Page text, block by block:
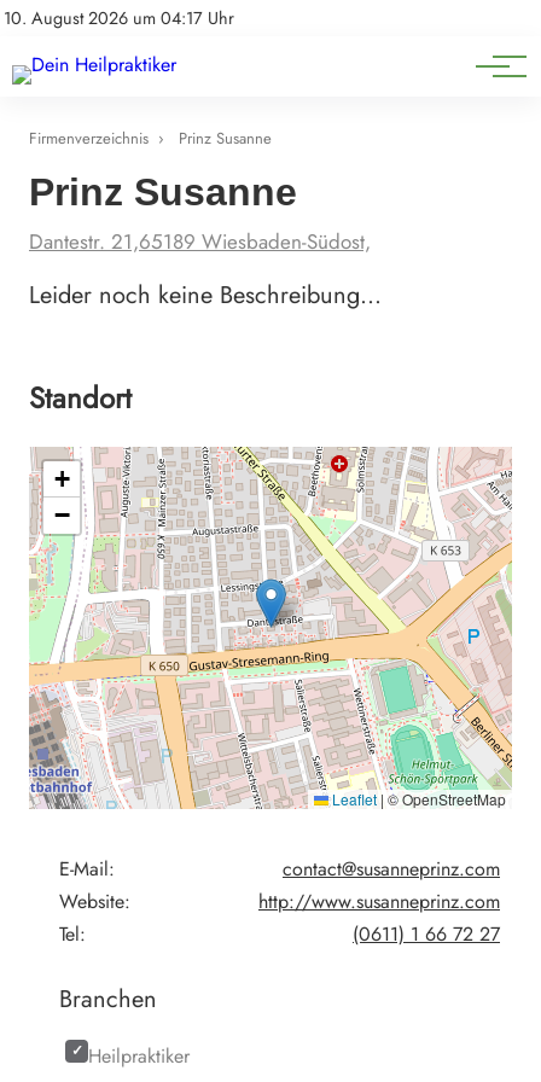
10. August 2026 um 04:17 Uhr
Impressum
Natürliche Medizin
Heilpflanzen & Kräuterkunde
Firmenverzeichnis › Prinz Susanne
Prinz Susanne
Dantestr. 21,65189 Wiesbaden-Südost,
Leider noch keine Beschreibung…
Standort
+
−
Leaflet | © OpenStreetMap
E-Mail:
contact@susanneprinz.com
Website:
http://www.susanneprinz.com
Tel:
(0611) 1 66 72 27
Branchen
Heilpraktiker